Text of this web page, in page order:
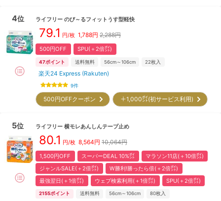
4位 ライフリー のび～るフィットうす型軽快
79.1 円/枚 1,788円 2,288円
500円OFF SPU(＋2倍㌽)
47ポイント 送料無料 56cm～106cm 22枚入
楽天24 Express (Rakuten)
9件
500円OFFクーポン ＋1,000㌽(初サービス利用)
5位 ライフリー 横モレあんしんテープ止め
80.1 円/枚 8,564円 10,064円
1,500円OFF スーパーDEAL 10%㌽
マラソン11店(＋10倍㌽)
ジャンルSALE(＋2倍㌽)
W勝利!勝ったら倍(＋2倍㌽)
最強翌日(＋1倍㌽)
ウェブ検索利用(＋1倍㌽) SPU(＋2倍㌽)
2155ポイント 送料無料 56cm～106cm 80枚入